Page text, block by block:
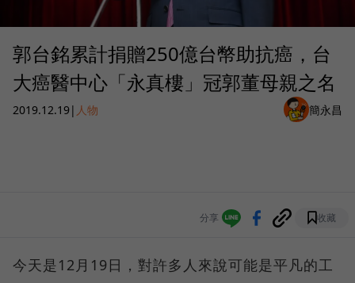
郭台銘累計捐贈250億台幣助抗癌，台
大癌醫中心「永真樓」冠郭董母親之名
2019.12.19| 人物 簡永昌
分享 收藏
今天是12月19日，對許多人來說可能是平凡的工